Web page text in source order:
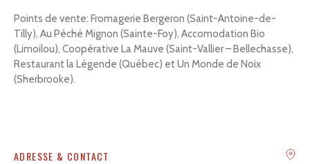
Points de vente: Fromagerie Bergeron (Saint-Antoine-de-
Tilly), Au Péché Mignon (Sainte-Foy), Accomodation Bio
(Limoilou), Coopérative La Mauve (Saint-Vallier – Bellechasse),
Restaurant la Légende (Québec) et Un Monde de Noix
(Sherbrooke).
ADRESSE & CONTACT